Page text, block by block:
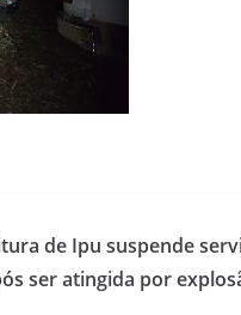
de Ipu suspende
ser atingida por